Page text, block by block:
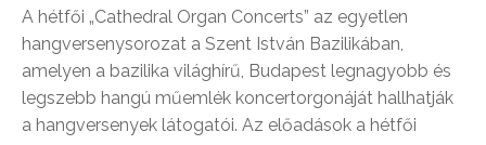
A hétfői „Cathedral Organ Concerts” az egyetlen
hangversenysorozat a Szent István Bazilikában,
amelyen a bazilika világhírű, Budapest legnagyobb és
legszebb hangú műemlék koncertorgonáját hallhatják
a hangversenyek látogatói. Az előadások a hétfői